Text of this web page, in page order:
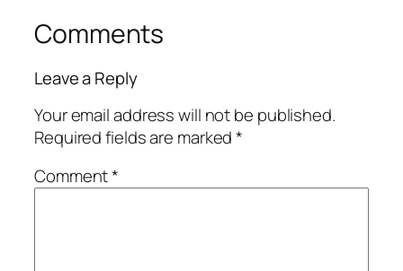
Comments
Leave a Reply
Your email address will not be published.
Required fields are marked*
Comment*